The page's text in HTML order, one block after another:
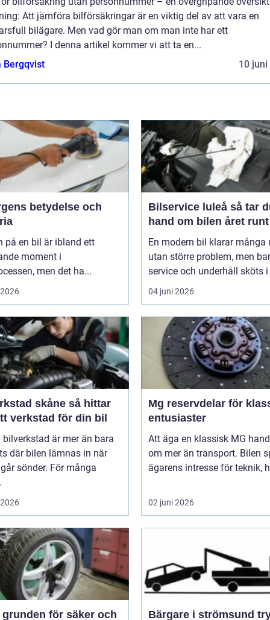
Att jämföra bilförsäkringar är en viktig del av att vara en
bilägare. Men vad gör man om man inte har ett
I denna artikel kommer vi att ta en...
Bergqvist
10 juni
betydelse och
på en bil är ibland ett
moment i
men det ha...
Bilservice luleå så tar du
hand om bilen året runt
En modern bil klarar många
utan större problem, men
service och underhåll sköts i
04 juni 2026
skåne så hittar
verkstad för din bil
bilverkstad är mer än bara
där bilen lämnas in när
sönder. För många
Mg reservdelar för
entusiaster
Att äga en klassisk MG
om mer än transport. Bilen
ägarens intresse för teknik,
02 juni 2026
Bärgare i strömsund trygg